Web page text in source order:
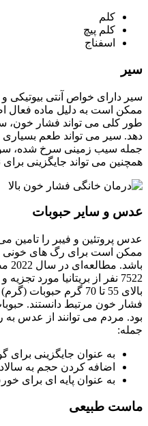
کلم
کلم پیچ
اسفناج
سیر
سیر دارای خواص آنتی بیوتیکی
ممکن است به دلیل ماده فعال
طور کلی می تواند فشار خون،
دهد. سیر می تواند طعم
جمله سیب زمینی سرخ شده،
همچنین می تواند جایگزینی
عدس و سایر حبوبات
عدس پروتئین و فیبر را تامین
ممکن است برای رگ های خونی
7522 نفر از بریتانیا مورد
بالای 55 تا 70 گرم
فشار خون مرتبط دانستند.
بود. مردم می توانند از عدس به
جمله:
به عنوان جایگزینی
اضافه کردن حجم به سالاد
به عنوان پایه ای برای
ماست طبیعی